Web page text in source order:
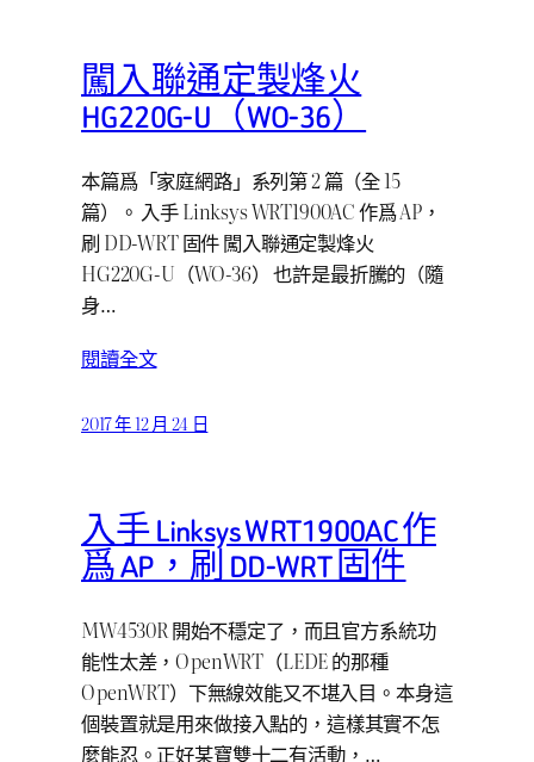
闖入聯通定製烽火
HG220G-U（WO-36）
本篇爲「家庭網路」系列第 2 篇（全 15
篇）。 入手 Linksys WRT1900AC 作爲 AP，
刷 DD-WRT 固件 闖入聯通定製烽火
HG220G-U（WO-36） 也許是最折騰的（隨
身…
閱讀全文
2017 年 12 月 24 日
入手 Linksys WRT1900AC 作
爲 AP，刷 DD-WRT 固件
MW4530R 開始不穩定了，而且官方系統功
能性太差，OpenWRT（LEDE 的那種
OpenWRT）下無線效能又不堪入目。本身這
個裝置就是用來做接入點的，這樣其實不怎
麼能忍。正好某寶雙十二有活動，…